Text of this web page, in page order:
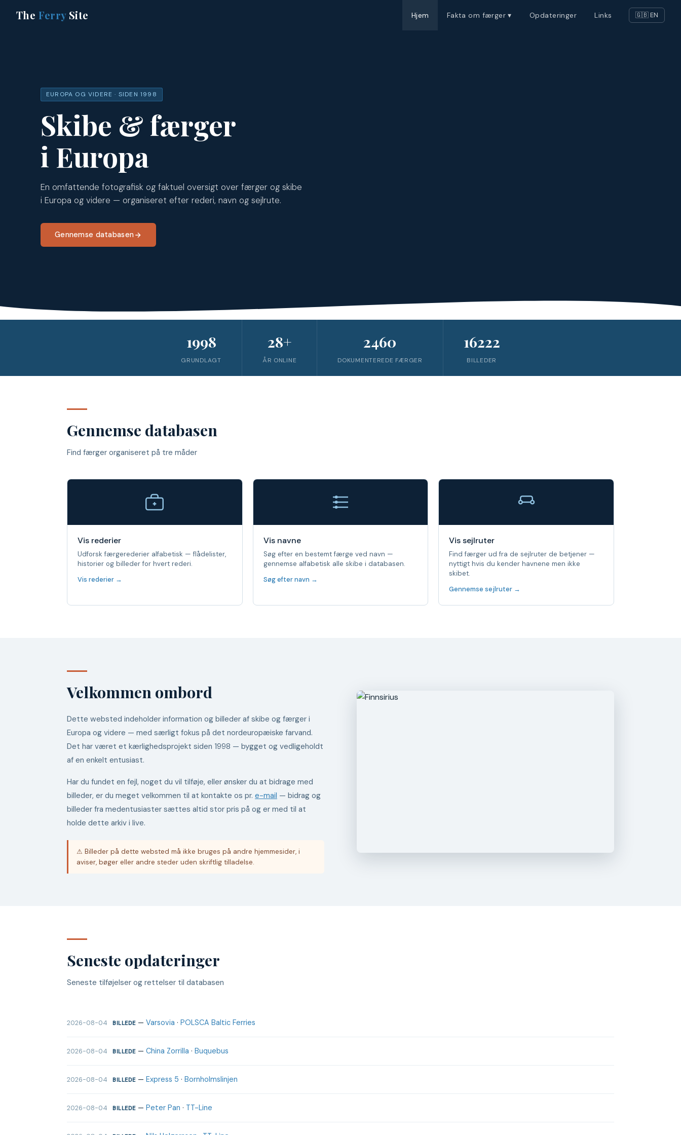
The FerrySite Hjem Fakta om færger ▾ Opdateringer Links 🇬🇧 EN
EUROPA OG VIDERE · SIDEN 1998
Skibe & færger
i Europa
En omfattende fotografisk og faktuel oversigt over færger og skibe
i Europa og videre — organiseret efter rederi, navn og sejlrute.
Gennemse databasen
1998
GRUNDLAGT
28+
ÅR ONLINE
2460
DOKUMENTEREDE FÆRGER
16222
BILLEDER
Gennemse databasen
Find færger organiseret på tre måder
Vis rederier
Udforsk færgerederier alfabetisk — flådelister,
historier og billeder for hvert rederi.
Vis rederier →
Vis navne
Søg efter en bestemt færge ved navn —
gennemse alfabetisk alle skibe i databasen.
Søg efter navn →
Vis sejlruter
Find færger ud fra de sejlruter de betjener —
nyttigt hvis du kender havnene men ikke
skibet.
Gennemse sejlruter →
Velkommen ombord
Dette websted indeholder information og billeder af skibe og færger i
Europa og videre — med særligt fokus på det nordeuropæiske farvand.
Det har været et kærlighedsprojekt siden 1998 — bygget og vedligeholdt
af en enkelt entusiast.
Har du fundet en fejl, noget du vil tilføje, eller ønsker du at bidrage med
billeder, er du meget velkommen til at kontakte os pr. e-mail — bidrag og
billeder fra medentusiaster sættes altid stor pris på og er med til at
holde dette arkiv i live.
⚠ Billeder på dette websted må ikke bruges på andre hjemmesider, i
aviser, bøger eller andre steder uden skriftlig tilladelse.
Seneste opdateringer
Seneste tilføjelser og rettelser til databasen
2026-08-04 BILLEDE— Varsovia · POLSCA Baltic Ferries
2026-08-04 BILLEDE— China Zorrilla · Buquebus
2026-08-04 BILLEDE— Express 5 · Bornholmslinjen
2026-08-04 BILLEDE— Peter Pan · TT-Line